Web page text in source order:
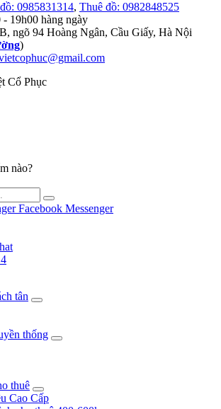
0985831314, Thuê đồ: 0982848525
19h00 hàng ngày
ngõ 94 Hoàng Ngân, Cầu Giấy, Hà Nội
)
Cổ Phục
nào?
Facebook Messenger
tân
thống
thuê
Cao Cấp